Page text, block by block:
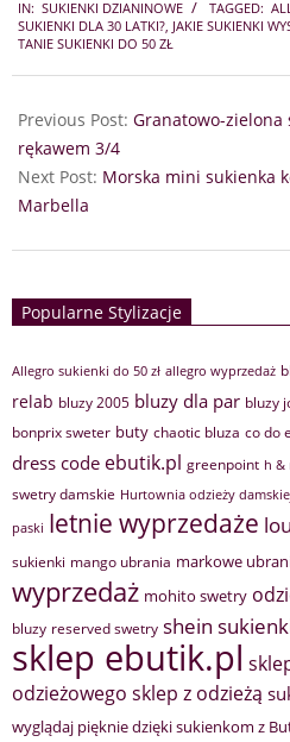
09-
16
IN: SUKIENKI DZIANINOWE TAGGED:
SUKIENKI DLA 30 LATKI? JAKIE SUKIENKI
TANIE SUKIENKI DO 50 ZŁ
Previous Post: Granatowo-zielona
rękawem 3/4
Next Post: Morska mini sukienka
Marbella
Popularne Stylizacje
Allegro sukienki do 50 zł allegro wyprzedaż
relab bluzy 2005 bluzy dla par bluzy
bonprix sweter buty chaotic bluza co do
dress code ebutik.pl greenpoint h &
swetry damskie Hurtownia odzieży
paski letnie wyprzedaże
sukienki mango ubrania markowe
wyprzedaż mohito swetry
bluzy reserved swetry shein
sklep ebutik.pl
odzieżowego sklep z odzieżą
wyglądaj pięknie dzięki sukienkom z